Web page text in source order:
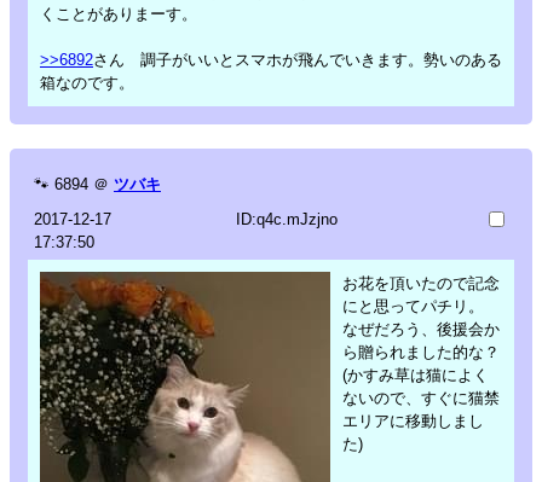
くことがありまーす。
>>6892さん 調子がいいとスマホが飛んでいきます。勢いのある
箱なのです。
🐾 6894 ＠ ツバキ
2017-12-17
17:37:50
ID:q4c.mJzjno
お花を頂いたので記念
にと思ってパチリ。
なぜだろう、後援会か
ら贈られました的な？
(かすみ草は猫によく
ないので、すぐに猫禁
エリアに移動しまし
た)